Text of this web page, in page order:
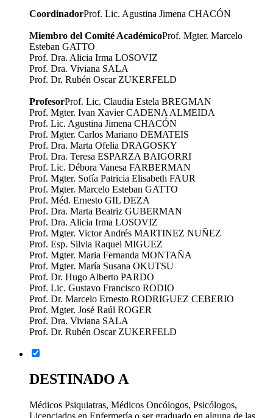
CoordinadorProf. Lic. Agustina Jimena CHACÓN
Miembro del Comité AcadémicoProf. Mgter. Marcelo
Esteban GATTO
Prof. Dra. Alicia Irma LOSOVIZ
Prof. Dra. Viviana SALA
Prof. Dr. Rubén Oscar ZUKERFELD
ProfesorProf. Lic. Claudia Estela BREGMAN
Prof. Mgter. Ivan Xavier CADENA ALMEIDA
Prof. Lic. Agustina Jimena CHACÓN
Prof. Mgter. Carlos Mariano DEMATEIS
Prof. Dra. Marta Ofelia DRAGOSKY
Prof. Dra. Teresa ESPARZA BAIGORRI
Prof. Lic. Débora Vanesa FARBERMAN
Prof. Mgter. Sofía Patricia Elisabeth FAUR
Prof. Mgter. Marcelo Esteban GATTO
Prof. Méd. Ernesto GIL DEZA
Prof. Dra. Marta Beatriz GUBERMAN
Prof. Dra. Alicia Irma LOSOVIZ
Prof. Mgter. Victor Andrés MARTINEZ NUÑEZ
Prof. Esp. Silvia Raquel MIGUEZ
Prof. Mgter. Maria Fernanda MONTAÑA
Prof. Mgter. María Susana OKUTSU
Prof. Dr. Hugo Alberto PARDO
Prof. Lic. Gustavo Francisco RODIO
Prof. Dr. Marcelo Ernesto RODRIGUEZ CEBERIO
Prof. Mgter. José Raúl ROGER
Prof. Dra. Viviana SALA
Prof. Dr. Rubén Oscar ZUKERFELD
DESTINADO A
Médicos Psiquiatras, Médicos Oncólogos, Psicólogos,